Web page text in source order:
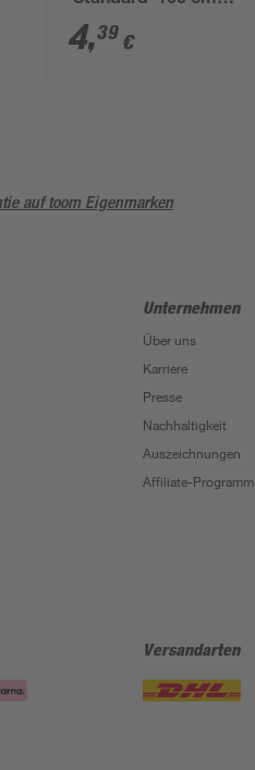
betongrau
4,39 €
auf toom Eigenmarken
Unternehmen
Über uns
Karriere
Presse
Nachhaltigkeit
Auszeichnungen
Affiliate-Programm
Versandarten